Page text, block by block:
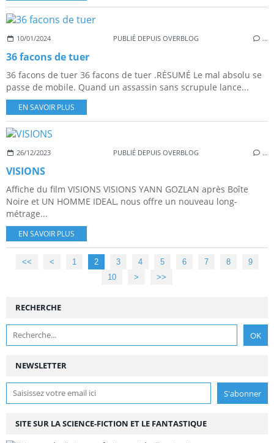
10/01/2024 PUBLIÉ DEPUIS OVERBLOG …
36 facons de tuer
36 facons de tuer 36 facons de tuer .RÉSUMÉ Le mal absolu se
passe de mobile. Quand un assassin sans scrupule lance...
EN SAVOIR PLUS
26/12/2023 PUBLIÉ DEPUIS OVERBLOG …
VISIONS
Affiche du film VISIONS VISIONS YANN GOZLAN après Boîte
Noire et UN HOMME IDEAL, nous offre un nouveau long-
métrage...
EN SAVOIR PLUS
<< < 1 2 3 4 5 6 7 8
9
10
20
30
40
> >>
NEWSLETTER
RECHERCHE
SITE SUR LA SCIENCE-FICTION ET LE FANTASTIQUE